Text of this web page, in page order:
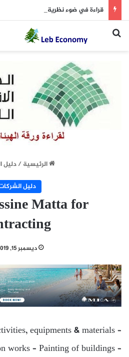
قراءة في ضوء نظرية “ثمار الشجرة
بحث عن
الرئيسية/دليل
دليل
Matta for
ديسمبر 15, 2019
equipments & materials –
works – Painting of buildings –